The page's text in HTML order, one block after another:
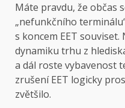
Máte pravdu, že občas
„nefunkčního
s koncem EET
dynamiku trhu z
a dál roste vybavenost
zrušení EET logicky
zvětšilo.